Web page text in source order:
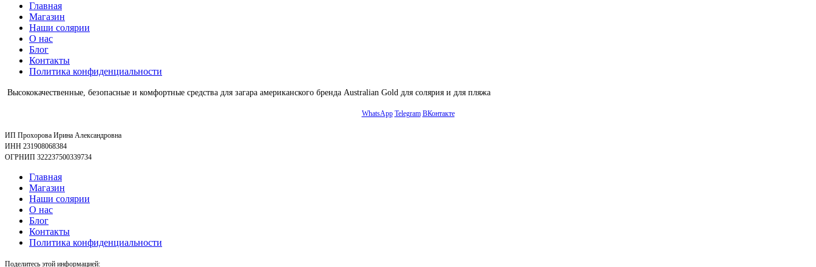
Главная
Магазин
Наши солярии
О нас
Блог
Контакты
Политика конфиденциальности
Высококачественные, безопасные и комфортные средства для загара американского бренда Australian Gold для солярия и для пляжа
WhatsApp Telegram ВКонтакте
ИП Прохорова Ирина Александровна
ИНН 231908068384
ОГРНИП 322237500339734
Главная
Магазин
Наши солярии
О нас
Блог
Контакты
Политика конфиденциальности
Поделитесь этой информацией: